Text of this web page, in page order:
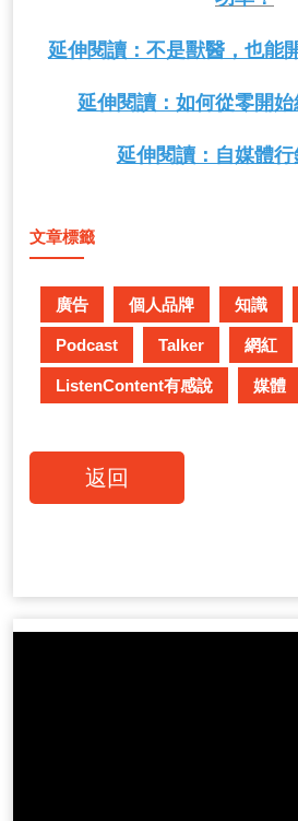
延伸閱讀：不是獸醫，也能
延伸閱讀：如何從零開始
延伸閱讀：自媒體行
文章標籤
廣告 個人品牌 知識
Podcast Talker 網紅
ListenContent有感說 媒體
返回